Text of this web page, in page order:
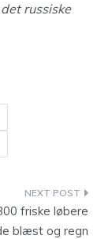
russiske
friske løbere
blæst og regn